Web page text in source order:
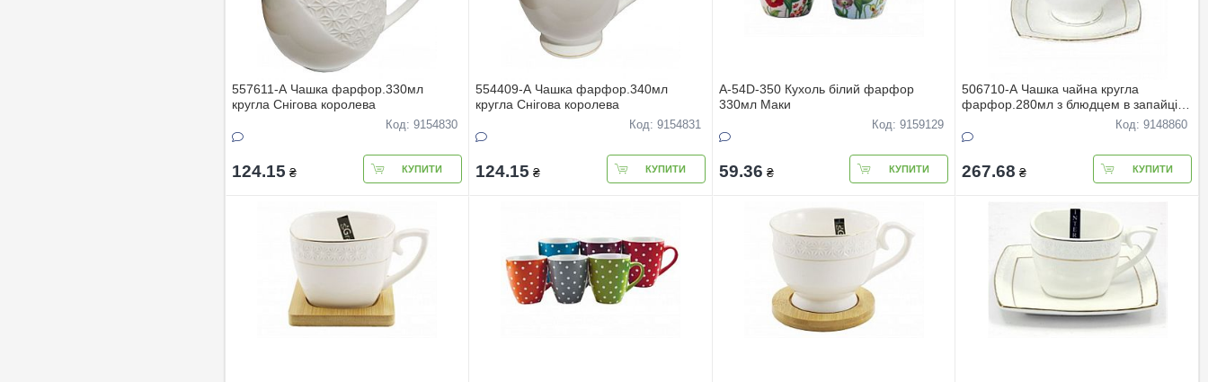
557611-А Чашка фарфор.330мл
кругла Снігова королева
Код: 9154830
124.15 ₴ КУПИТИ
554409-А Чашка фарфор.340мл
кругла Снігова королева
Код: 9154831
124.15 ₴ КУПИТИ
А-54D-350 Кухоль білий фарфор
330мл Маки
Код: 9159129
59.36 ₴ КУПИТИ
506710-A Чашка чайна кругла
фарфор.280мл з блюдцем в запайці
Код: 9148860
267.68 ₴ КУПИТИ